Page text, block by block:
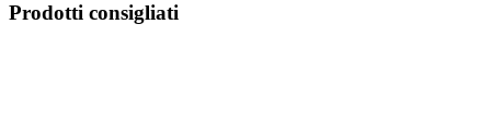
Prodotti consigliati